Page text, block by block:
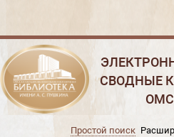
СВОДНЫЕ
Простой поиск